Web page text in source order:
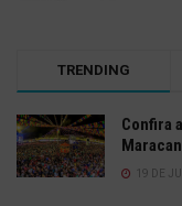
TRENDING
Confira
19 DE